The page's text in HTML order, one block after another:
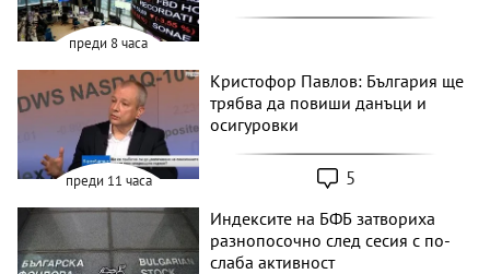
преди 8 часа
преди 11 часа
Кристофор Павлов: България ще
трябва да повиши данъци и
осигуровки
5
Индексите на БФБ затвориха
разнопосочно след сесия с по-
слаба активност